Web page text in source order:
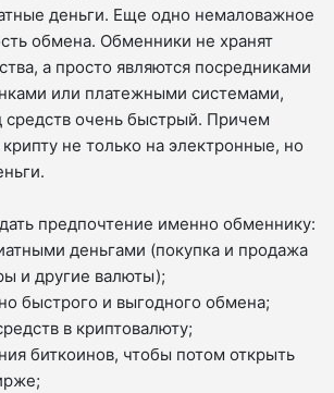
деньги. Еще одно немаловажное
обмена. Обменники не хранят
а просто являются посредниками
или платежными системами,
средств очень быстрый. Причем
не только на электронные, но
предпочтение именно обменнику:
деньгами (покупка и продажа
и другие валюты);
быстрого и выгодного обмена;
в криптовалюту;
биткоинов, чтобы потом открыть